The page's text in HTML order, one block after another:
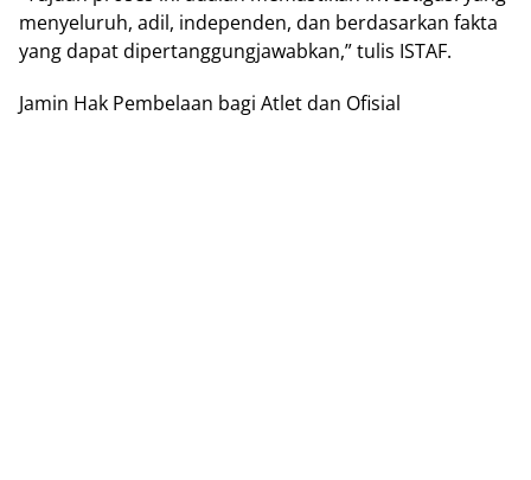
menyeluruh, adil, independen, dan berdasarkan fakta
yang dapat dipertanggungjawabkan,” tulis ISTAF.
Jamin Hak Pembelaan bagi Atlet dan Ofisial